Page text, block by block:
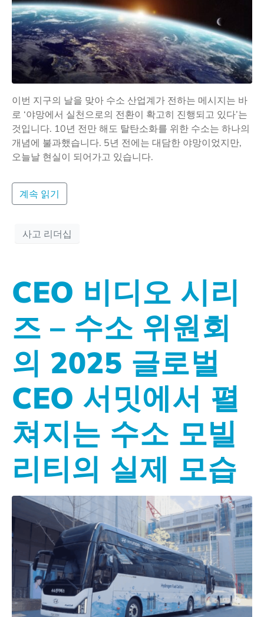
이번 지구의 날을 맞아 수소 산업계가 전하는 메시지는 바
로 ‘야망에서 실천으로의 전환이 확고히 진행되고 있다’는
것입니다. 10년 전만 해도 탈탄소화를 위한 수소는 하나의
개념에 불과했습니다. 5년 전에는 대담한 야망이었지만,
오늘날 현실이 되어가고 있습니다.
계속 읽기
사고 리더십
CEO 비디오 시리
즈 – 수소 위원회
의 2025 글로벌
CEO 서밋에서 펼
쳐지는 수소 모빌
리티의 실제 모습